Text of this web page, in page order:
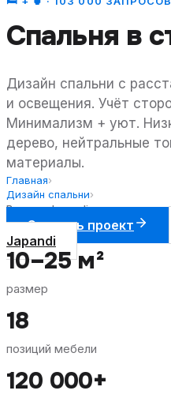
Спальня в
Дизайн спальни с
и освещения. Учёт
Минимализм + уют.
дерево, нейтральные
материалы.
Главная›
Дизайн спальни›
В стиле Japandi
Создать проект
Japandi
10–25 м²
размер
18
позиций мебели
120 000+